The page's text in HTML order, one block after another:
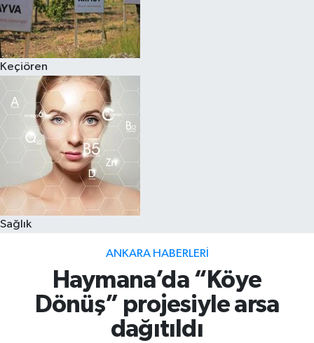
Keçiören
Sağlık
ANKARA HABERLERI
Haymana’da “Köye
Dönüş” projesiyle arsa
dağıtıldı